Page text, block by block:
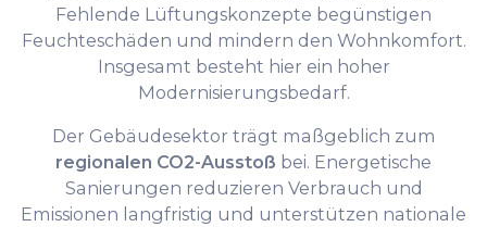
Fehlende Lüftungskonzepte begünstigen
Feuchteschäden und mindern den Wohnkomfort.
Insgesamt besteht hier ein hoher
Modernisierungsbedarf.
Der Gebäudesektor trägt maßgeblich zum
regionalen CO2-Ausstoß bei. Energetische
Sanierungen reduzieren Verbrauch und
Emissionen langfristig und unterstützen nationale